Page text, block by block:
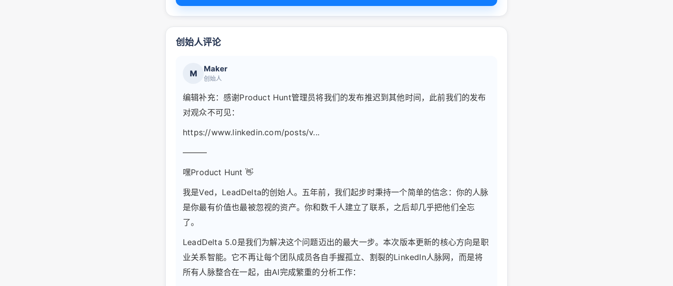
创始人评论
M Maker
创始人
编辑补充：感谢Product Hunt管理员将我们的发布推迟到其他时间，此前我们的发布
对观众不可见：
https://www.linkedin.com/posts/v...
———
嘿Product Hunt 👋
我是Ved，LeadDelta的创始人。五年前，我们起步时秉持一个简单的信念：你的人脉
是你最有价值也最被忽视的资产。你和数千人建立了联系，之后却几乎把他们全忘
了。
LeadDelta 5.0是我们为解决这个问题迈出的最大一步。本次版本更新的核心方向是职
业关系智能。它不再让每个团队成员各自手握孤立、割裂的LinkedIn人脉网，而是将
所有人脉整合在一起，由AI完成繁重的分析工作：